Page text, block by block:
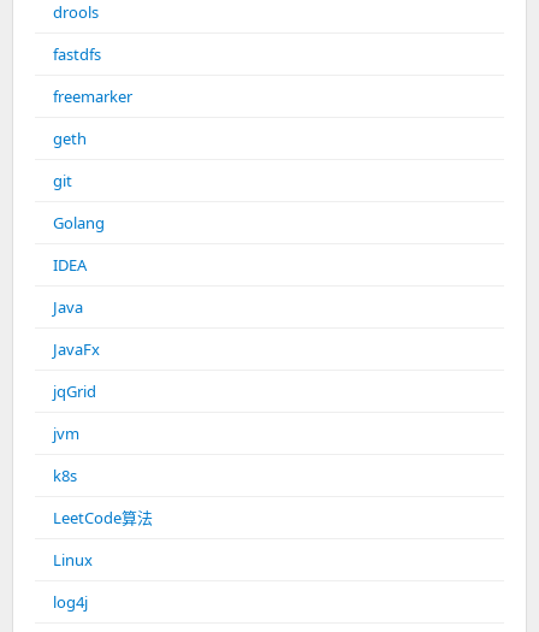
drools
fastdfs
freemarker
geth
git
Golang
IDEA
Java
JavaFx
jqGrid
jvm
k8s
LeetCode算法
Linux
log4j